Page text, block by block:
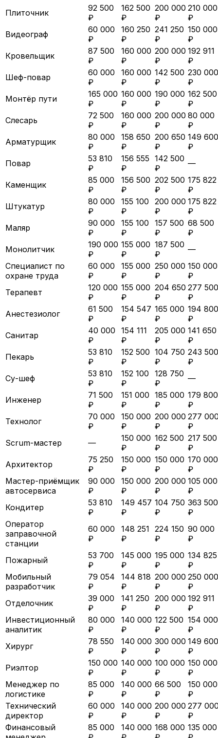
Плиточник
92 500
₽
162 500
₽
200 000
₽
210 000
₽
Видеограф
60 000
₽
160 250
₽
241 250
₽
150 000
₽
Кровельщик
87 500
₽
160 000
₽
200 000
₽
192 911
₽
Шеф-повар
60 000
₽
160 000
₽
142 500
₽
230 000
₽
Монтёр пути
165 000
₽
160 000
₽
190 000
₽
162 500
₽
Слесарь
72 500
₽
160 000
₽
200 000
₽
80 000
₽
Арматурщик
80 000
₽
158 650
₽
200 650
₽
149 600
₽
Повар
53 810
₽
156 555
₽
142 500
₽
—
Каменщик
85 000
₽
156 500
₽
202 500
₽
175 822
₽
Штукатур
80 000
₽
155 100
₽
200 000
₽
175 822
₽
Маляр
90 000
₽
155 100
₽
157 500
₽
68 500
₽
Монолитчик
190 000
₽
155 000
₽
187 500
₽
—
Специалист по
охране труда
60 000
₽
155 000
₽
250 000
₽
150 000
₽
Терапевт
120 000
₽
155 000
₽
204 650
₽
277 500
₽
Анестезиолог
61 500
₽
154 547
₽
165 000
₽
194 800
₽
Санитар
40 000
₽
154 111
₽
205 000
₽
141 650
₽
Пекарь
53 810
₽
152 500
₽
104 750
₽
243 500
₽
Су-шеф
53 810
₽
152 100
₽
128 750
₽
—
Инженер
71 500
₽
151 000
₽
185 000
₽
179 800
₽
Технолог
70 000
₽
150 000
₽
200 000
₽
277
₽
Scrum-мастер
—
150 000
₽
162 500
₽
217 500
₽
Архитектор
75 250
₽
150 000
₽
150 000
₽
170 000
₽
Мастер-приёмщик
автосервиса
90 000
₽
150 000
₽
200 000
₽
105 000
₽
Кондитер
53 810
₽
149 457
₽
104 750
₽
363 500
₽
Оператор
заправочной
станции
60 000
₽
148 251
₽
224 150
₽
90 000
₽
Пожарный
53 700
₽
145 000
₽
195 000
₽
134 825
₽
Мобильный
разработчик
79 054
₽
144 818
₽
200 000
₽
250 000
₽
Отделочник
39 000
₽
141 250
₽
200 000
₽
192 911
₽
Инвестиционный
аналитик
80 000
₽
140 000
₽
122 500
₽
154 000
₽
Хирург
78 550
₽
140 000
₽
300 000
₽
149 600
₽
Риэлтор
150 000
₽
140 000
₽
100 000
₽
150 000
₽
Менеджер по
логистике
85 000
₽
140 000
₽
66 500
₽
150 000
₽
Технический
директор
60 000
₽
140 000
₽
200 000
₽
277
₽
Финансовый
85 000
140 000 168 000 135 000